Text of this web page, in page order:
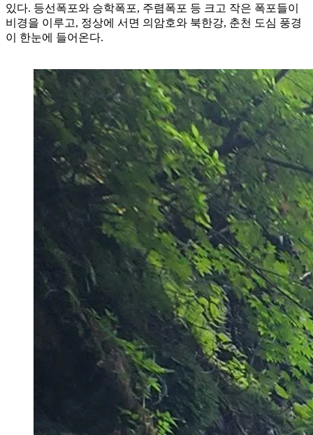
있다. 등선폭포와 승학폭포, 주렴폭포 등 크고 작은 폭포들이
비경을 이루고, 정상에 서면 의암호와 북한강, 춘천 도심 풍경
이 한눈에 들어온다.